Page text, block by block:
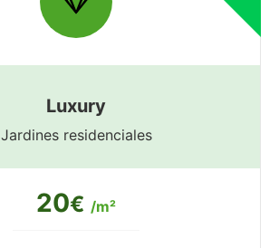
Luxury
Jardines residenciales
20€ /m²